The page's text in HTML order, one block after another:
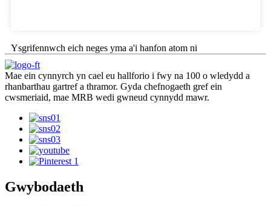
Ysgrifennwch eich neges yma a'i hanfon atom ni
Mae ein cynnyrch yn cael eu hallforio i fwy na 100 o wledydd a
rhanbarthau gartref a thramor. Gyda chefnogaeth gref ein
cwsmeriaid, mae MRB wedi gwneud cynnydd mawr.
Gwybodaeth